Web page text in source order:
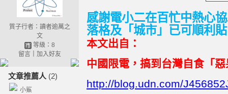
質子行者：讀者逾萬之
文
等級：8
留言｜ 加入好友
文章推薦人 (2)
小鯊
感謝電小二在百忙中熱心
落格及「城市」已可順利
本文出自：
中國限電，搞到台灣自食「
http://blog.udn.com/